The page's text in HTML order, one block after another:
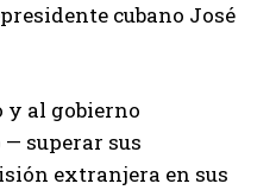
cubano José
y al gobierno
superar sus
extranjera en sus